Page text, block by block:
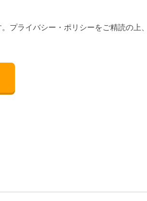
プライバシー・ポリシーをご精読の上